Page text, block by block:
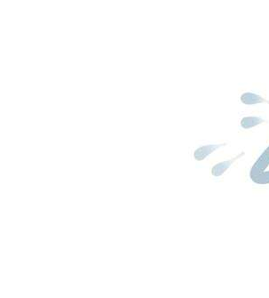
年，枝江酒
感、公道的价格和工
了枝江品牌稳固的根
名中国酿
酿酒工业协会组织的
的创新能力和核心竞
足了发展后劲。今天
武汉的一种回报，更
一流的品牌，需
年新加盟的战略pp电